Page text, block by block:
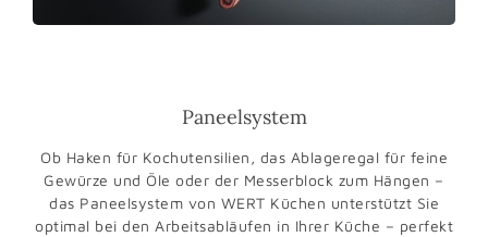
Paneelsystem
Ob Haken für Kochutensilien, das Ablageregal für feine
Gewürze und Öle oder der Messerblock zum Hängen –
das Paneelsystem von WERT Küchen unterstützt Sie
optimal bei den Arbeitsabläufen in Ihrer Küche – perfekt